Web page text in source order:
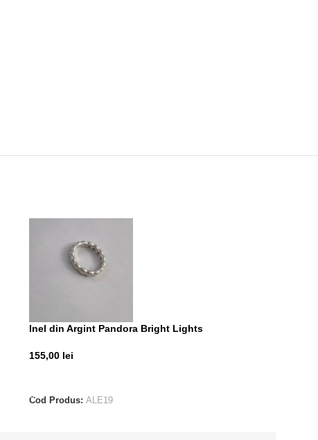
Inel din Argint Pandora Bright Lights
155,00 lei
Cod Produs: ALE19